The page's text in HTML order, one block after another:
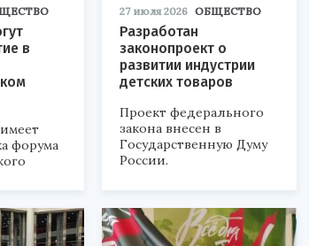
в
форума
27 июля 2026 ОБЩЕСТВО
Разработан
законопроект о
развитии индустрии
детских товаров
Проект федерального
закона внесен в
Государственную Думу
России.